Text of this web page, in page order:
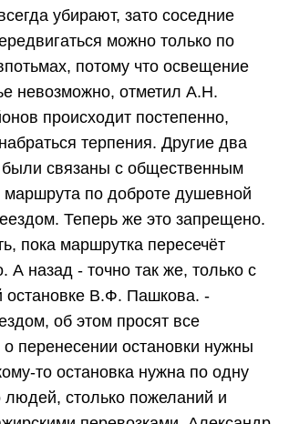
убирают, зато соседние
можно только по
потому что освещение
невозможно, отметил А.Н.
происходит постепенно,
терпения. Другие два
связаны с общественным
маршрута по доброте душевной
Теперь же это запрещено.
пока маршрутка пересечёт
А назад - точно так же, только с
остановке В.Ф. Пашкова. -
об этом просят все
перенесении остановки нужны
то остановка нужна по одну
людей, столько пожеланий и